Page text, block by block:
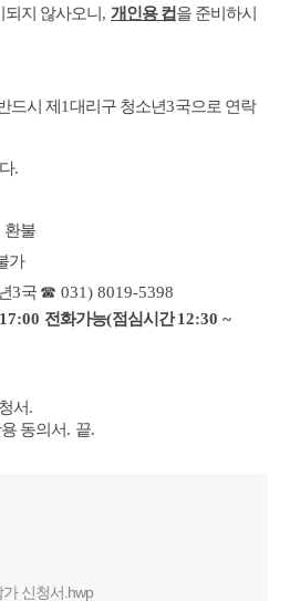
지 않사오니 , 개인용 컵을 준비하시
드시 제 1대리구 청소년3국으로 연락
.
환불
가
3국 ☎ 031) 8019-5398
전화가능(점심시간12:30 ~
서.
동의서. 끝.
신청서.hwp